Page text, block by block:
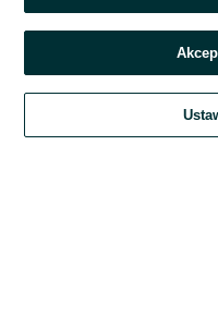
Kontynuując za pośrednictwem